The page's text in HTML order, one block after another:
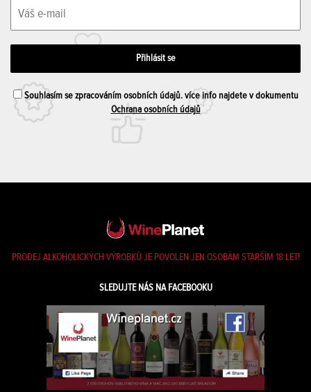
Souhlasím se zpracováním osobních údajů. více info najdete v dokumentu
Ochrana osobních údajů
PRODEJ ALKOHOLICKÝCH VÝROBKŮ JE POVOLEN JEN OSOBÁM STARŠÍM 18 LET!
SLEDUJTE NÁS NA FACEBOOKU